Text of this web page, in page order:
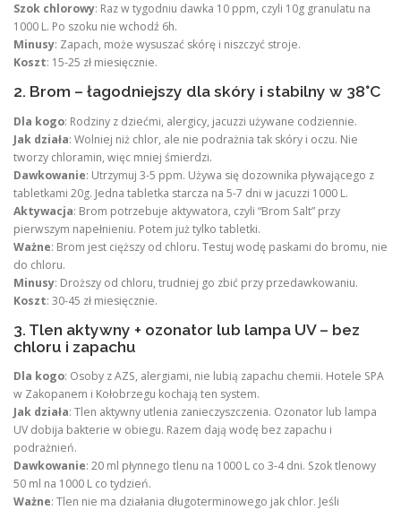
Szok chlorowy: Raz w tygodniu dawka 10 ppm, czyli 10g granulatu na
1000 L. Po szoku nie wchodź 6h.
Minusy: Zapach, może wysuszać skórę i niszczyć stroje.
Koszt: 15-25 zł miesięcznie.
2. Brom – łagodniejszy dla skóry i stabilny w 38°C
Dla kogo: Rodziny z dziećmi, alergicy, jacuzzi używane codziennie.
Jak działa: Wolniej niż chlor, ale nie podrażnia tak skóry i oczu. Nie
tworzy chloramin, więc mniej śmierdzi.
Dawkowanie: Utrzymuj 3-5 ppm. Używa się dozownika pływającego z
tabletkami 20g. Jedna tabletka starcza na 5-7 dni w jacuzzi 1000 L.
Aktywacja: Brom potrzebuje aktywatora, czyli “Brom Salt” przy
pierwszym napełnieniu. Potem już tylko tabletki.
Ważne: Brom jest cięższy od chloru. Testuj wodę paskami do bromu, nie
do chloru.
Minusy: Droższy od chloru, trudniej go zbić przy przedawkowaniu.
Koszt: 30-45 zł miesięcznie.
3. Tlen aktywny + ozonator lub lampa UV – bez
chloru i zapachu
Dla kogo: Osoby z AZS, alergiami, nie lubią zapachu chemii. Hotele SPA
w Zakopanem i Kołobrzegu kochają ten system.
Jak działa: Tlen aktywny utlenia zanieczyszczenia. Ozonator lub lampa
UV dobija bakterie w obiegu. Razem dają wodę bez zapachu i
podrażnień.
Dawkowanie: 20 ml płynnego tlenu na 1000 L co 3-4 dni. Szok tlenowy
50 ml na 1000 L co tydzień.
Ważne: Tlen nie ma działania długoterminowego jak chlor. Jeśli